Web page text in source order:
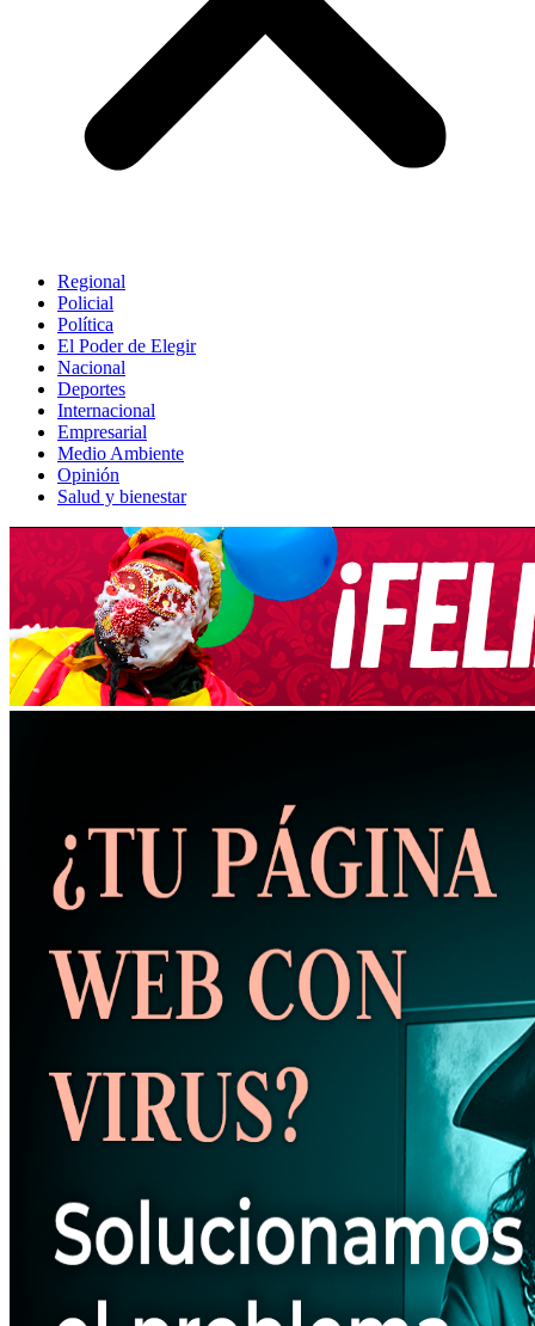
Regional
Policial
Política
El Poder de Elegir
Nacional
Deportes
Internacional
Empresarial
Medio Ambiente
Opinión
Salud y bienestar